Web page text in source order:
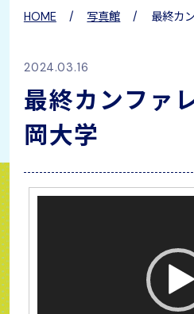
HOME 写真館 最終カ
2024.03.16
最終カンファ
岡大学
レ
ー
ヤ
ー